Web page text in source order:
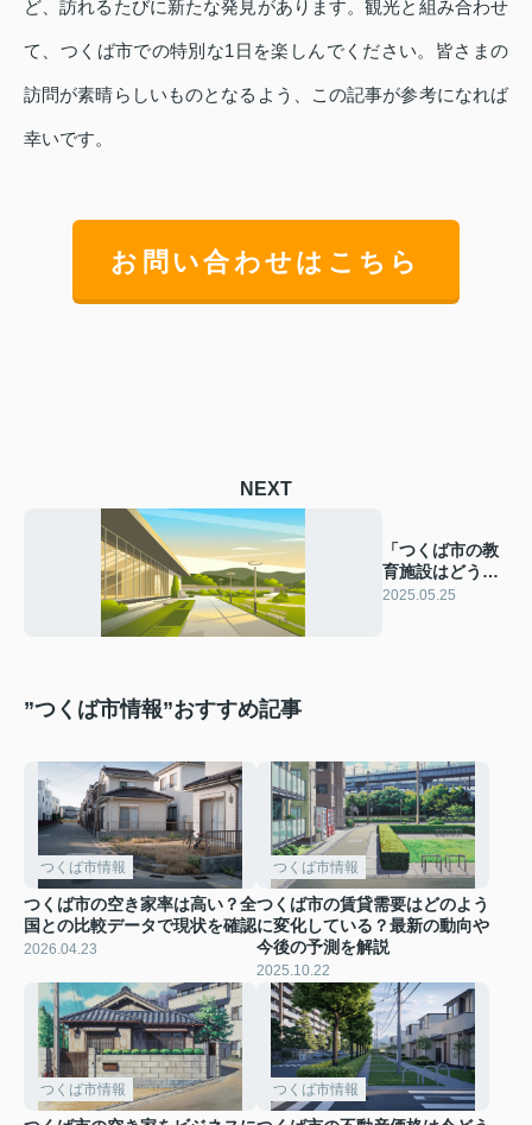
ど、訪れるたびに新たな発見があります。観光と組み合わせ
て、つくば市での特別な1日を楽しんでください。皆さまの
訪問が素晴らしいものとなるよう、この記事が参考になれば
幸いです。
お問い合わせはこちら
NEXT
「つくば市の教
育施設はどうな
っている？詳し
2025.05.25
”つくば市情報”おすすめ記事
つくば市情報
つくば市の空き家率は高い？全
国との比較データで現状を確認
2026.04.23
つくば市情報
つくば市の賃貸需要はどのよう
に変化している？最新の動向や
今後の予測を解説
2025.10.22
つくば市情報 つくば市情報